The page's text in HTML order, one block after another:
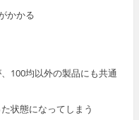
かかる
100均以外の製品にも共通
状態になってしまう